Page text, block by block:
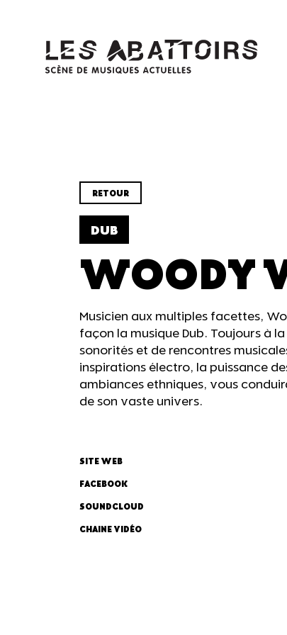
RETOUR
DUB
WOODY
Musicien aux multiples facettes,
façon la musique Dub. Toujours à
sonorités et de rencontres
inspirations électro, la puissance
ambiances ethniques, vous
de son vaste univers.
SITE WEB
FACEBOOK
SOUNDCLOUD
CHAINE VIDÉO